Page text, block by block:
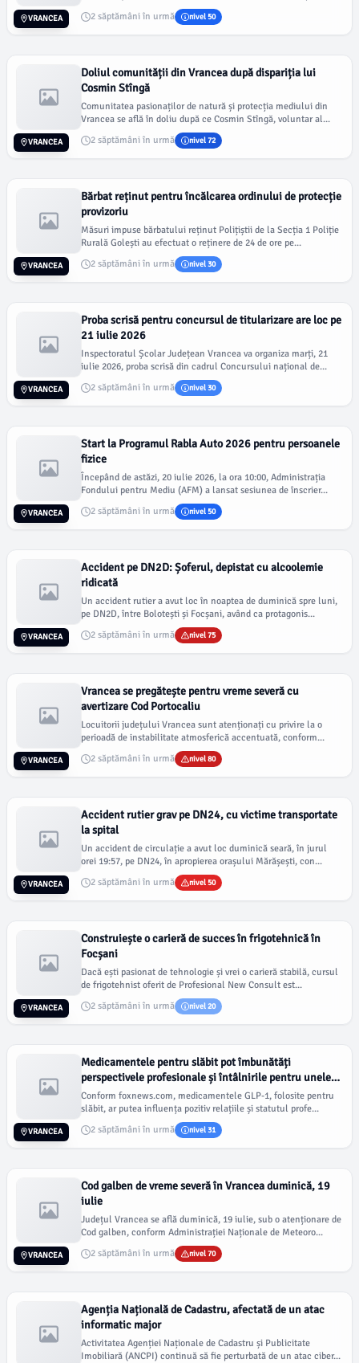
2 săptămâni în urmă
nivel 50
VRANCEA
Doliul comunității din Vrancea după dispariția lui
Cosmin Stîngă
Comunitatea pasionaților de natură și protecția mediului din
Vrancea se află în doliu după ce Cosmin Stîngă, voluntar al...
2 săptămâni în urmă
nivel 72
VRANCEA
Bărbat reținut pentru încălcarea ordinului de protecție
provizoriu
Măsuri impuse bărbatului reținut Polițiștii de la Secția 1 Poliție
Rurală Golești au efectuat o reținere de 24 de ore pe...
2 săptămâni în urmă
nivel 30
VRANCEA
Proba scrisă pentru concursul de titularizare are loc pe
21 iulie 2026
Inspectoratul Școlar Județean Vrancea va organiza marți, 21
iulie 2026, proba scrisă din cadrul Concursului național de...
2 săptămâni în urmă
nivel 30
VRANCEA
Start la Programul Rabla Auto 2026 pentru persoanele
fizice
Începând de astăzi, 20 iulie 2026, la ora 10:00, Administrația
Fondului pentru Mediu (AFM) a lansat sesiunea de înscrier...
2 săptămâni în urmă
nivel 50
VRANCEA
Accident pe DN2D: Șoferul, depistat cu alcoolemie
ridicată
Un accident rutier a avut loc în noaptea de duminică spre luni,
pe DN2D, între Bolotești și Focșani, având ca protagonis...
2 săptămâni în urmă
nivel 75
VRANCEA
Vrancea se pregătește pentru vreme severă cu
avertizare Cod Portocaliu
Locuitorii județului Vrancea sunt atenționați cu privire la o
perioadă de instabilitate atmosferică accentuată, conform...
2 săptămâni în urmă
nivel 80
VRANCEA
Accident rutier grav pe DN24, cu victime transportate
la spital
Un accident de circulație a avut loc duminică seară, în jurul
orei 19:57, pe DN24, în apropierea orașului Mărășești, con...
2 săptămâni în urmă
nivel 50
VRANCEA
Construiește o carieră de succes în frigotehnică în
Focșani
Dacă ești pasionat de tehnologie și vrei o carieră stabilă, cursul
de frigotehnist oferit de Profesional New Consult est...
2 săptămâni în urmă
nivel 20
VRANCEA
Medicamentele pentru slăbit pot îmbunătăți
perspectivele profesionale și întâlnirile pentru unele
femei
Conform foxnews.com, medicamentele GLP-1, folosite pentru
slăbit, ar putea influența pozitiv relațiile și statutul profe...
2 săptămâni în urmă
nivel 31
VRANCEA
Cod galben de vreme severă în Vrancea duminică, 19
iulie
Județul Vrancea se află duminică, 19 iulie, sub o atenționare de
Cod galben, conform Administrației Naționale de Meteoro...
2 săptămâni în urmă
nivel 70
VRANCEA
Agenția Națională de Cadastru, afectată de un atac
informatic major
Activitatea Agenției Naționale de Cadastru și Publicitate
Imobiliară (ANCPI) continuă să fie perturbată de un atac ciber...